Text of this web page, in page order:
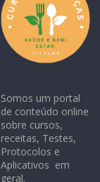
Somos um portal
de conteúdo online
sobre cursos,
receitas, Testes,
Protocolos e
Aplicativos em
geral.